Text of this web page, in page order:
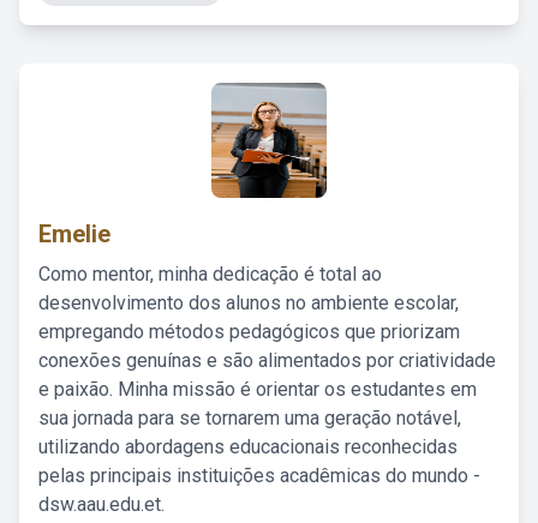
Emelie
Como mentor, minha dedicação é total ao
desenvolvimento dos alunos no ambiente escolar,
empregando métodos pedagógicos que priorizam
conexões genuínas e são alimentados por criatividade
e paixão. Minha missão é orientar os estudantes em
sua jornada para se tornarem uma geração notável,
utilizando abordagens educacionais reconhecidas
pelas principais instituições acadêmicas do mundo -
dsw.aau.edu.et.